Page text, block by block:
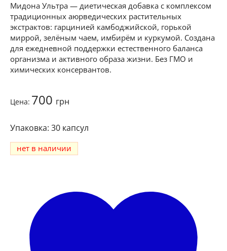
Мидона Ультра — диетическая добавка с комплексом
традиционных аюрведических растительных
экстрактов: гарцинией камбоджийской, горькой
миррой, зелёным чаем, имбирём и куркумой. Создана
для ежедневной поддержки естественного баланса
организма и активного образа жизни. Без ГМО и
химических консервантов.
Цена: 700 грн
30 капсул
нет в наличии